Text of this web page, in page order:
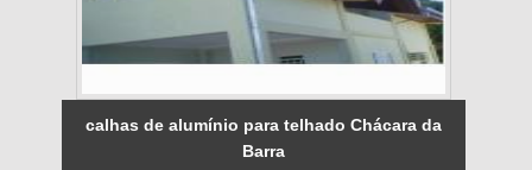
calhas de alumínio para telhado Chácara da
Barra